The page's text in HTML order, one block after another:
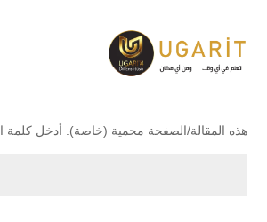
محمي بكلمة مرور
هذه المقالة/الصفحة محمية (خاصة). أدخل كلمة